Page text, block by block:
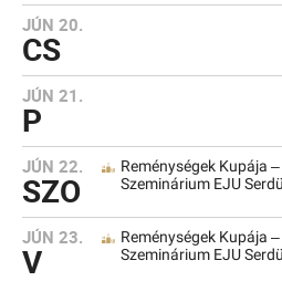
JÚN 20.
CS
JÚN 21.
P
JÚN 22.
SZO
Reménységek Kupája
Szeminárium EJU
JÚN 23.
V
Reménységek Kupája
Szeminárium EJU